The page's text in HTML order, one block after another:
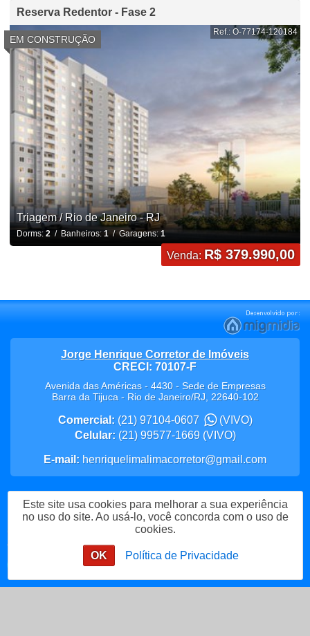
Reserva Redentor - Fase 2
EM CONSTRUÇÃO
Ref.: O-77174-120184
Triagem / Rio de Janeiro - RJ
Dorms: 2/ Banheiros: 1/ Garagens: 1
Venda: R$ 379.990,00
Enviar mensagem
Me Chame no WhatsApp
Jorge Henrique Corretor de Imóveis
CRECI: 70107-F
Avenida das Américas - 4430 - Sede de Empresas
Barra da Tijuca- Rio de Janeiro/RJ, 22640-102
Comercial: (21) 97104-0607
(VIVO)
Celular: (21) 99577-1669(VIVO)
E-mail: henriquelimalimacorretor@gmail.com
Política de Privacidade
Este site usa cookies para melhorar a sua experiência
no uso do site. Ao usá-lo, você concorda com o uso de
cookies.
OK Política de Privacidade